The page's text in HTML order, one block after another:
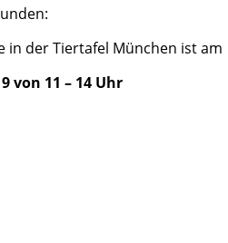
in der Tiertafel München ist am
von 11 – 14 Uhr